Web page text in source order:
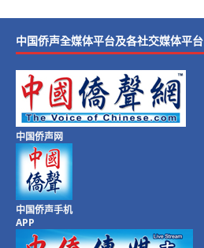
中国侨声全媒体平台及各社交媒体平台
中国侨声网
中国侨声手机
APP